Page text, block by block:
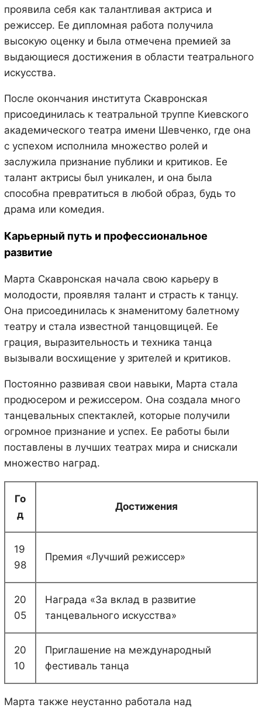
проявила себя как талантливая актриса и
режиссер. Ее дипломная работа получила
высокую оценку и была отмечена премией за
выдающиеся достижения в области театрального
искусства.
После окончания института Скавронская
присоединилась к театральной труппе Киевского
академического театра имени Шевченко, где она
с успехом исполнила множество ролей и
заслужила признание публики и критиков. Ее
талант актрисы был уникален, и она была
способна превратиться в любой образ, будь то
драма или комедия.
Карьерный путь и профессиональное
развитие
Марта Скавронская начала свою карьеру в
молодости, проявляя талант и страсть к танцу.
Она присоединилась к знаменитому балетному
театру и стала известной танцовщицей. Ее
грация, выразительность и техника танца
вызывали восхищение у зрителей и критиков.
Постоянно развивая свои навыки, Марта стала
продюсером и режиссером. Она создала много
танцевальных спектаклей, которые получили
огромное признание и успех. Ее работы были
поставлены в лучших театрах мира и снискали
множество наград.
Го
д
Достижения
19
98
Премия «Лучший режиссер»
20
05
Награда «За вклад в развитие
танцевального искусства»
20
10
Приглашение на международный
фестиваль танца
Марта также неустанно работала над